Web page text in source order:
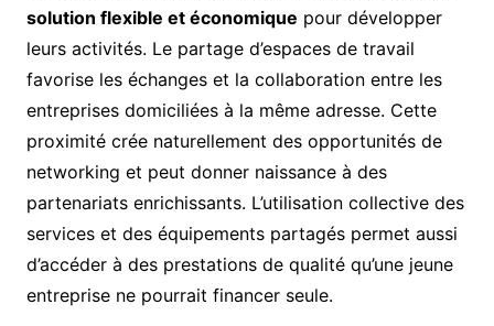
solution flexible et économique pour développer
leurs activités. Le partage d’espaces de travail
favorise les échanges et la collaboration entre les
entreprises domiciliées à la même adresse. Cette
proximité crée naturellement des opportunités de
networking et peut donner naissance à des
partenariats enrichissants. L’utilisation collective des
services et des équipements partagés permet aussi
d’accéder à des prestations de qualité qu’une jeune
entreprise ne pourrait financer seule.